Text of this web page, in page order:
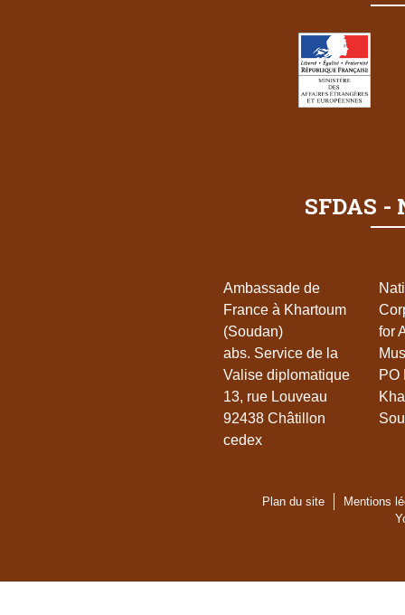
SFDAS -
Ambassade de
France à Khartoum
(Soudan)
abs. Service de la
Valise diplomatique
13, rue Louveau
92438 Châtillon
cedex
for
PO
Plan du site
Mentions